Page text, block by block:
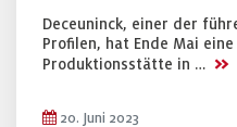
Deceuninck, einer der
Profilen, hat Ende Mai
Produktionsstätte in … >>
20. Juni 2023